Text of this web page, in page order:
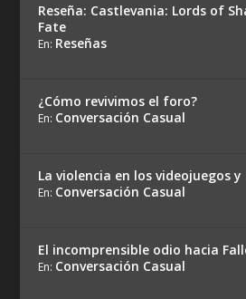
Reseña: Castlevania: Lords of
Fate
En: Reseñas
¿Cómo revivimos el foro?
En: Conversación Casual
La violencia en los videojuegos
En: Conversación Casual
El incomprensible odio hacia
En: Conversación Casual